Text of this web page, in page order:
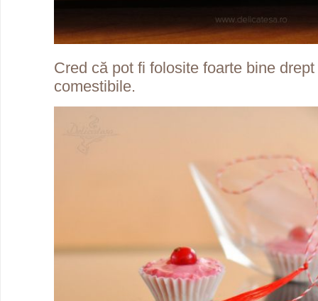
Cred că pot fi folosite foarte bine
comestibile.